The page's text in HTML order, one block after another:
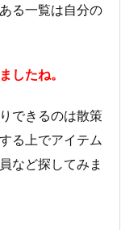
る一覧は自分の
したね。
できるのは散策
る上でアイテム
など探してみま